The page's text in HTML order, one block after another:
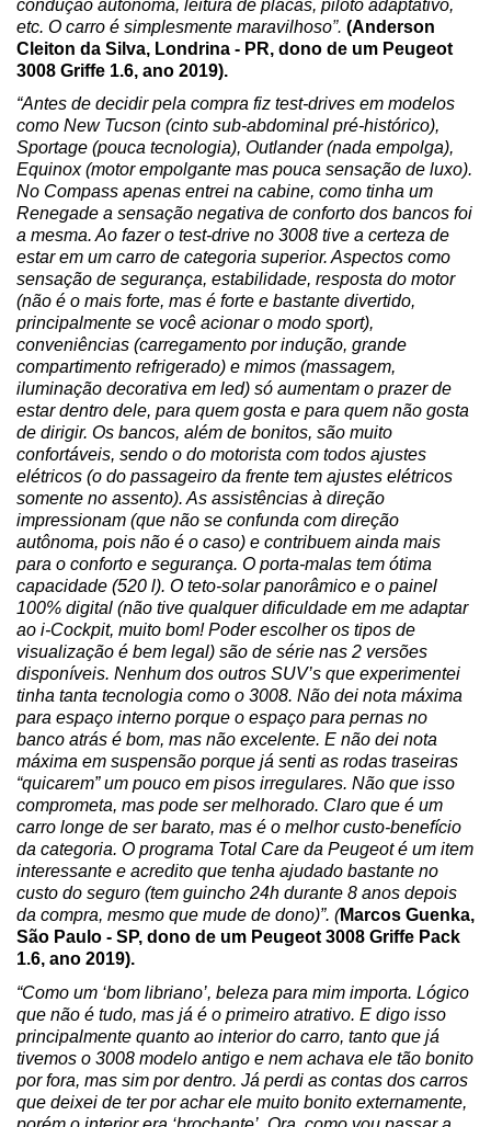
condução autônoma, leitura de placas, piloto adaptativo,
etc. O carro é simplesmente maravilhoso”. (Anderson
Cleiton da Silva, Londrina - PR, dono de um Peugeot
3008 Griffe 1.6, ano 2019).
“Antes de decidir pela compra fiz test-drives em modelos
como New Tucson (cinto sub-abdominal pré-histórico),
Sportage (pouca tecnologia), Outlander (nada empolga),
Equinox (motor empolgante mas pouca sensação de luxo).
No Compass apenas entrei na cabine, como tinha um
Renegade a sensação negativa de conforto dos bancos foi
a mesma. Ao fazer o test-drive no 3008 tive a certeza de
estar em um carro de categoria superior. Aspectos como
sensação de segurança, estabilidade, resposta do motor
(não é o mais forte, mas é forte e bastante divertido,
principalmente se você acionar o modo sport),
conveniências (carregamento por indução, grande
compartimento refrigerado) e mimos (massagem,
iluminação decorativa em led) só aumentam o prazer de
estar dentro dele, para quem gosta e para quem não gosta
de dirigir. Os bancos, além de bonitos, são muito
confortáveis, sendo o do motorista com todos ajustes
elétricos (o do passageiro da frente tem ajustes elétricos
somente no assento). As assistências à direção
impressionam (que não se confunda com direção
autônoma, pois não é o caso) e contribuem ainda mais
para o conforto e segurança. O porta-malas tem ótima
capacidade (520 l). O teto-solar panorâmico e o painel
100% digital (não tive qualquer dificuldade em me adaptar
ao i-Cockpit, muito bom! Poder escolher os tipos de
visualização é bem legal) são de série nas 2 versões
disponíveis. Nenhum dos outros SUV’s que experimentei
tinha tanta tecnologia como o 3008. Não dei nota máxima
para espaço interno porque o espaço para pernas no
banco atrás é bom, mas não excelente. E não dei nota
máxima em suspensão porque já senti as rodas traseiras
“quicarem” um pouco em pisos irregulares. Não que isso
comprometa, mas pode ser melhorado. Claro que é um
carro longe de ser barato, mas é o melhor custo-benefício
da categoria. O programa Total Care da Peugeot é um item
interessante e acredito que tenha ajudado bastante no
custo do seguro (tem guincho 24h durante 8 anos depois
da compra, mesmo que mude de dono)”. (Marcos Guenka,
São Paulo - SP, dono de um Peugeot 3008 Griffe Pack
1.6, ano 2019).
“Como um ‘bom libriano’, beleza para mim importa. Lógico
que não é tudo, mas já é o primeiro atrativo. E digo isso
principalmente quanto ao interior do carro, tanto que já
tivemos o 3008 modelo antigo e nem achava ele tão bonito
por fora, mas sim por dentro. Já perdi as contas dos carros
que deixei de ter por achar ele muito bonito externamente,